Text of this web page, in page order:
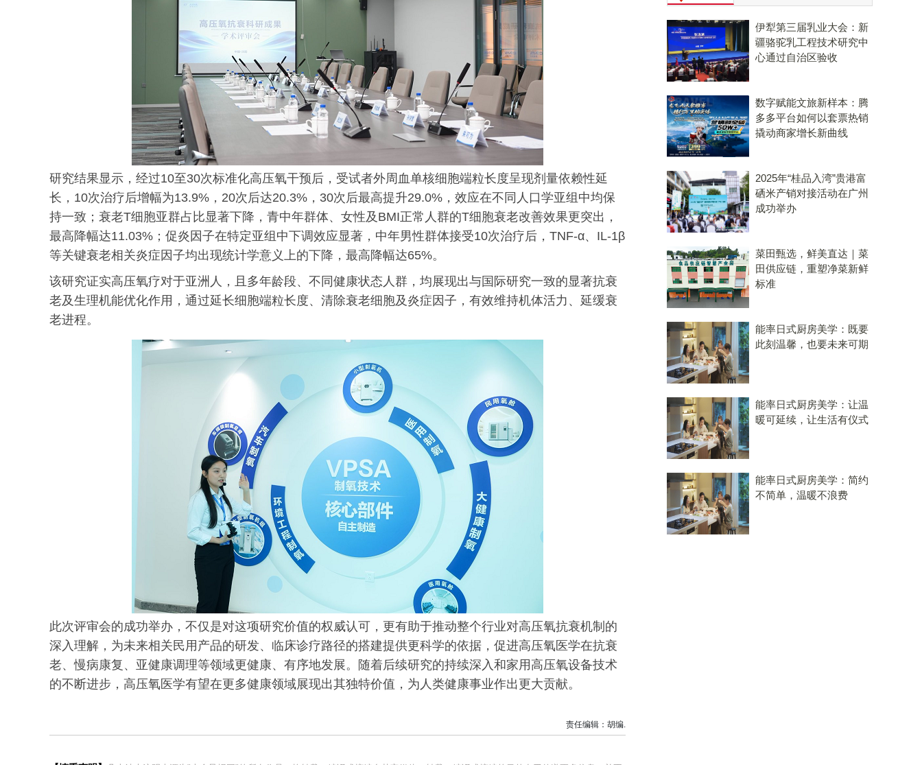
研究结果显示，经过10至30次标准化高压氧干预后，受试者外周血单核细胞端粒长度呈现剂量依赖性延
长，10次治疗后增幅为13.9%，20次后达20.3%，30次后最高提升29.0%，效应在不同人口学亚组中均保
持一致；衰老T细胞亚群占比显著下降，青中年群体、女性及BMI正常人群的T细胞衰老改善效果更突出，
最高降幅达11.03%；促炎因子在特定亚组中下调效应显著，中年男性群体接受10次治疗后，TNF-α、IL-1β
等关键衰老相关炎症因子均出现统计学意义上的下降，最高降幅达65%。
该研究证实高压氧疗对于亚洲人，且多年龄段、不同健康状态人群，均展现出与国际研究一致的显著抗衰
老及生理机能优化作用，通过延长细胞端粒长度、清除衰老细胞及炎症因子，有效维持机体活力、延缓衰
老进程。
此次评审会的成功举办，不仅是对这项研究价值的权威认可，更有助于推动整个行业对高压氧抗衰机制的
深入理解，为未来相关民用产品的研发、临床诊疗路径的搭建提供更科学的依据，促进高压氧医学在抗衰
老、慢病康复、亚健康调理等领域更健康、有序地发展。随着后续研究的持续深入和家用高压氧设备技术
的不断进步，高压氧医学有望在更多健康领域展现出其独特价值，为人类健康事业作出更大贡献。
责任编辑：胡编.
伊犁第三届乳业大会：新
疆骆驼乳工程技术研究中
心通过自治区验收
数字赋能文旅新样本：腾
多多平台如何以套票热销
撬动商家增长新曲线
2025年“桂品入湾”贵港富
硒米产销对接活动在广州
成功举办
菜田甄选，鲜美直达｜菜
田供应链，重塑净菜新鲜
标准
能率日式厨房美学：既要
此刻温馨，也要未来可期
能率日式厨房美学：让温
暖可延续，让生活有仪式
能率日式厨房美学：简约
不简单，温暖不浪费